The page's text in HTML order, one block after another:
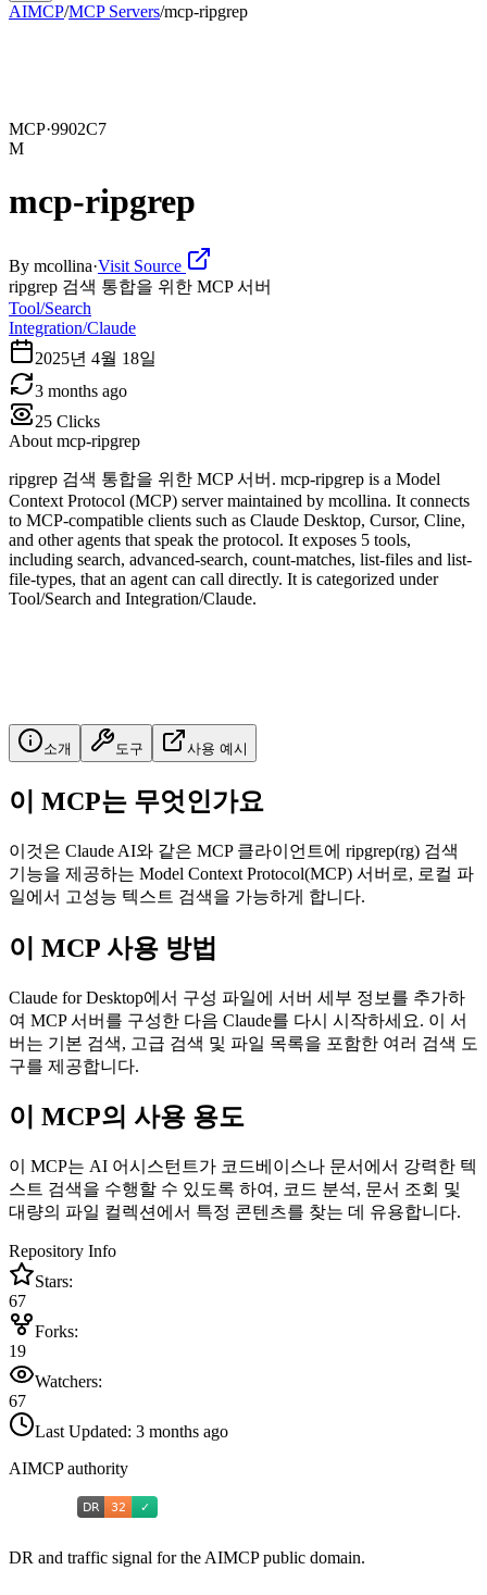
AIMCP/MCP Servers/mcp-ripgrep
MCP·9902C7
M
mcp-ripgrep
By mcollina·Visit Source
ripgrep 검색 통합을 위한 MCP 서버
Tool/Search
Integration/Claude
2025년 4월 18일
3 months ago
25 Clicks
About mcp-ripgrep
ripgrep 검색 통합을 위한 MCP 서버. mcp-ripgrep is a Model
Context Protocol (MCP) server maintained by mcollina. It connects
to MCP-compatible clients such as Claude Desktop, Cursor, Cline,
and other agents that speak the protocol. It exposes 5 tools,
including search, advanced-search, count-matches, list-files and list-
file-types, that an agent can call directly. It is categorized under
Tool/Search and Integration/Claude.
소개 도구 사용 예시
이 MCP는 무엇인가요
이것은 Claude AI와 같은 MCP 클라이언트에 ripgrep(rg) 검색
기능을 제공하는 Model Context Protocol(MCP) 서버로, 로컬 파
일에서 고성능 텍스트 검색을 가능하게 합니다.
이 MCP 사용 방법
Claude for Desktop에서 구성 파일에 서버 세부 정보를 추가하
여 MCP 서버를 구성한 다음 Claude를 다시 시작하세요. 이 서
버는 기본 검색, 고급 검색 및 파일 목록을 포함한 여러 검색 도
구를 제공합니다.
이 MCP의 사용 용도
이 MCP는 AI 어시스턴트가 코드베이스나 문서에서 강력한 텍
스트 검색을 수행할 수 있도록 하여, 코드 분석, 문서 조회 및
대량의 파일 컬렉션에서 특정 콘텐츠를 찾는 데 유용합니다.
Repository Info
Stars:
67
Forks:
19
Watchers:
67
Last Updated: 3 months ago
AIMCP authority
DR and traffic signal for the AIMCP public domain.